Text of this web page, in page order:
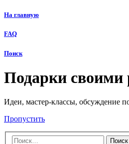
На главную
FAQ
Поиск
Подарки
Идеи, мастер-классы, обсуждение
Пропустить
Поиск